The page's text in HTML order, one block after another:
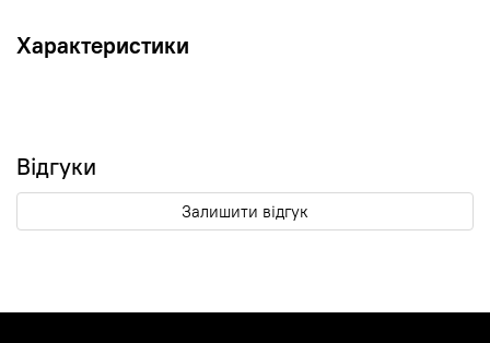
Характеристики
Відгуки
Залишити відгук